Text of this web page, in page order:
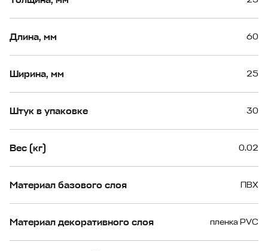
Длина, мм 60
Ширина, мм 25
Штук в упаковке 30
Вес (кг) 0.02
Материал базового слоя ПВХ
Материал декоративного слоя пленка PVC